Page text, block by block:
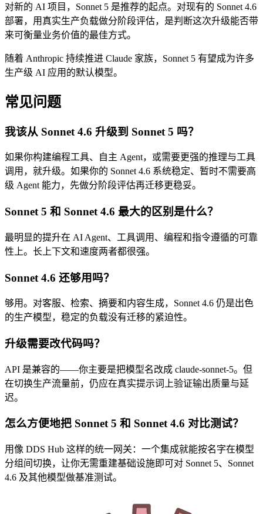
对新的 AI 项目，Sonnet 5 是推荐的起点。对现有的 Sonnet 4.6
部署，用真实生产负载做分阶段评估，是判断这次升级能否带
来可衡量业务价值的最佳方式。
随着 Anthropic 持续推进 Claude 家族，Sonnet 5 有望成为许多
生产级 AI 应用的默认模型。
常见问题
我该从 Sonnet 4.6 升级到 Sonnet 5 吗？
如果你构建编程工具、自主 Agent，或需要更强的推理与工具
调用，就升级。如果你的 Sonnet 4.6 系统稳定、暂时不需要高
级 Agent 能力，先做分阶段评估再迁移更稳妥。
Sonnet 5 和 Sonnet 4.6 最大的区别是什么？
最明显的提升在 AI Agent、工具调用、编程和指令遵循的可靠
性上。长上下文和速度两者都很强。
Sonnet 4.6 还够用吗？
够用。对客服、检索、摘要和内容生成，Sonnet 4.6 仍是出色
的生产模型，稳定的负载没有迁移的紧迫性。
升级需要改代码吗？
API 是兼容的——你主要是把模型名改成 claude-sonnet-5。但
在切换生产流量前，仍应在真实提示词上验证输出质量与延
迟。
怎么方便地把 Sonnet 5 和 Sonnet 4.6 对比测试？
用像 DDS Hub 这样的统一网关：一个集成就能按名字在模型
分组间切换，让你无需重建基础设施即可对 Sonnet 5、Sonnet
4.6 及其他模型做基准测试。